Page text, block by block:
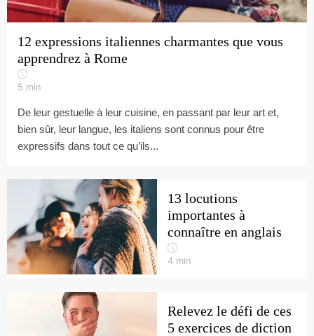
12 expressions italiennes charmantes que vous
apprendrez à Rome
5 min
De leur gestuelle à leur cuisine, en passant par leur art et,
bien sûr, leur langue, les italiens sont connus pour être
expressifs dans tout ce qu’ils...
13 locutions
importantes à
connaître en anglais
4 min
Relevez le défi de ces
5 exercices de diction